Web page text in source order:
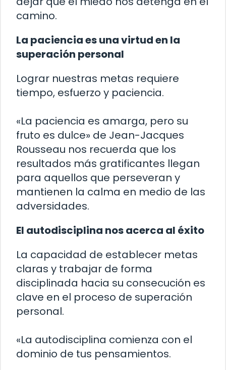
camino.
La paciencia es una virtud en la
superación personal
Lograr nuestras metas requiere
tiempo, esfuerzo y paciencia.
«La paciencia es amarga, pero su
fruto es dulce» de Jean-Jacques
Rousseau nos recuerda que los
resultados más gratificantes llegan
para aquellos que perseveran y
mantienen la calma en medio de las
adversidades.
El autodisciplina nos acerca al éxito
La capacidad de establecer metas
claras y trabajar de forma
disciplinada hacia su consecución es
clave en el proceso de superación
personal.
«La autodisciplina comienza con el
dominio de tus pensamientos.